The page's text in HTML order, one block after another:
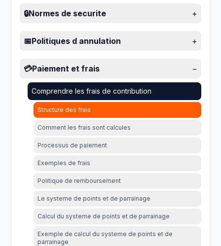
🔒Normes de securite +
📅Politiques d annulation +
💳Paiement et frais −
Comprendre les frais de contribution
Structure des frais
Comment les frais sont calcules
Processus de paiement
Exemples de frais
Politique de remboursement
Le systeme de points et de parrainage
Calcul du systeme de points et de parrainage
Exemple de calcul du systeme de points et de
parrainage